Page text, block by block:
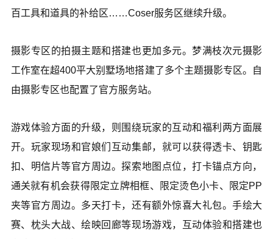
百工具和道具的补给区……Coser服务区继续升级。
摄影专区的拍摄主题和搭建也更加多元。梦满枝次元摄影
工作室在超400平大别墅场地搭建了多个主题摄影专区。自
由摄影专区也配置了官方服务站。
游戏体验方面的升级，则围绕玩家的互动和福利两方面展
开。玩家现场和官娘们互动集邮，就可以获得透卡、钥匙
扣、明信片等官方周边。探索地图点位，打卡锚点方向，
通关就有机会获得限定立牌相框、限定烫色小卡、限定PP
夹等官方周边。多天打卡，还有额外惊喜大礼包。手绘大
赛、枕头大战、绘映回廊等现场游戏，互动体验和搭建也